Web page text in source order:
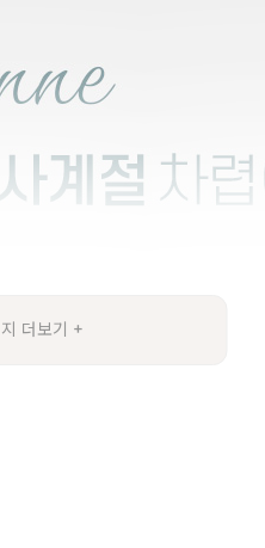
더보기 +